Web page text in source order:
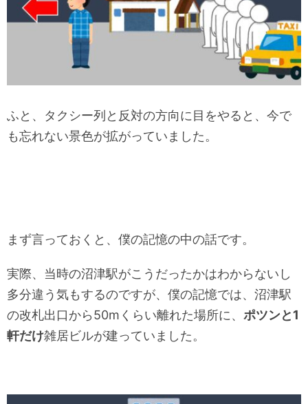
ふと、タクシー列と反対の方向に目をやると、今で
も忘れない景色が拡がっていました。
まず言っておくと、僕の記憶の中の話です。
実際、当時の沼津駅がこうだったかはわからないし
多分違う気もするのですが、僕の記憶では、沼津駅
の改札出口から50mくらい離れた場所に、 ポツンと1
軒だけ雑居ビルが建っていました。